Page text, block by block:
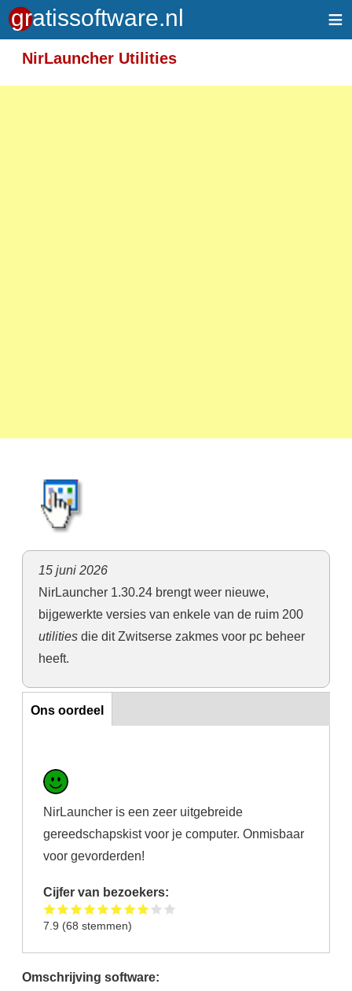
≡
NirLauncher Utilities
15 juni 2026
NirLauncher 1.30.24 brengt weer nieuwe,
bijgewerkte versies van enkele van de ruim 200
utilities die dit Zwitserse zakmes voor pc beheer
heeft.
Ons oordeel
Ons oordeel
NirLauncher is een zeer uitgebreide
gereedschapskist voor je computer. Onmisbaar
voor gevorderden!
Cijfer van bezoekers:
7.9 (68 stemmen)
Omschrijving software: